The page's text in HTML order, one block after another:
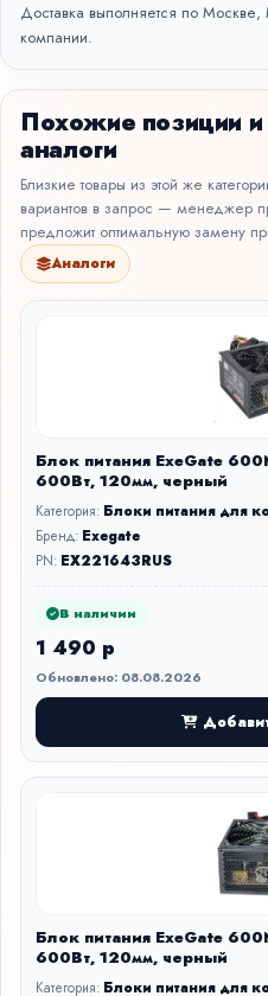
Доставка выполняется по
компании.
Похожие позиции
аналоги
Близкие товары из этой же
вариантов в запрос — менеджер
предложит оптимальную замену
Аналоги
Блок питания ExeGate
600Вт, 120мм, черный
Категория: Блоки питания для
Бренд: Exegate
PN: EX221643RUS
В наличии
1 490 р
Обновлено: 08.08.2026
Блок питания ExeGate
600Вт, 120мм, черный
Категория: Блоки питания для